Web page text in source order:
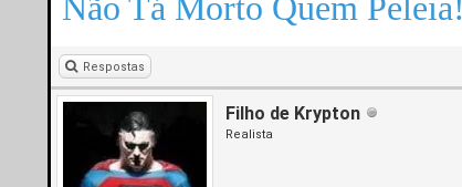
Respostas
Filho de Krypton
Realista